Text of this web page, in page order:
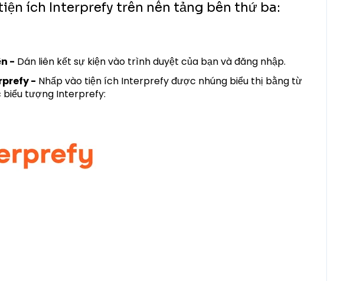
ích Interprefy trên nền tảng bên thứ ba:
- Dán liên kết sự kiện vào trình duyệt của bạn và đăng nhập.
- Nhấp vào tiện ích Interprefy được nhúng biểu thị bằng từ
tượng Interprefy: